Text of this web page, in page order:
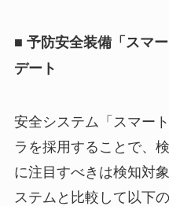
■ 予防安全装備「スマ
デート
安全システム「スマー
ラを採用することで、
に注目すべきは検知対
ステムと比較して以下